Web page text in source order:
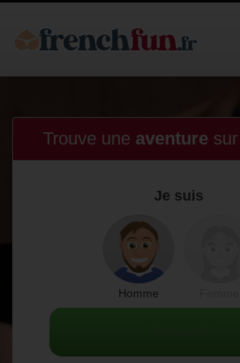
Trouve une aventure sur
Je suis
Homme